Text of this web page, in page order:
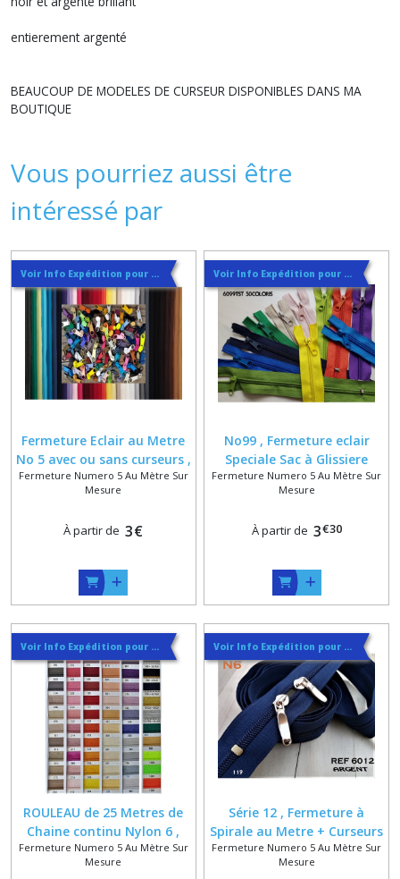
entierement argenté
BEAUCOUP DE MODELES DE CURSEUR DISPONIBLES DANS MA
BOUTIQUE
Vous pourriez aussi être
intéressé par
Voir Info Expédition pour Régler les Frais de Port au Meilleur Prix , En haut d'ecran à Droite
Fermeture Eclair au Metre
No 5 avec ou sans curseurs ,
Bleu , Blanc , Rouge , Jaune ,
Noir , Vert , Marine ,
Fermeture Numero 5 Au Mètre Sur
Mesure
À partir de 3€
Voir Info Expédition pour Régler les Frais de Port au Meilleur Prix , En haut d'ecran à Droite
No99 , Fermeture eclair
Speciale Sac à Glissiere
Nylon Spirale 6 mm sur
Mesure 80 cm maxi
Fermeture Numero 5 Au Mètre Sur
Mesure
À partir de 3€30
Voir Info Expédition pour Régler les Frais de Port au Meilleur Prix , En haut d'ecran à Droite
ROULEAU de 25 Metres de
Chaine continu Nylon 6 ,
Fermeture au mètre
numero 5 , 71 Coloris au
Fermeture Numero 5 Au Mètre Sur
Mesure
Voir Info Expédition pour Régler les Frais de Port au Meilleur Prix , En haut d'ecran à Droite
Série 12 , Fermeture à
Spirale au Metre + Curseurs
argenté , doré , bronze ,
canon , cuivre , vieux nickel ,
Fermeture Numero 5 Au Mètre Sur
Mesure